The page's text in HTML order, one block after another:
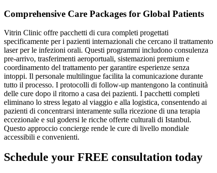
Comprehensive Care Packages for Global Patients
Vitrin Clinic offre pacchetti di cura completi progettati
specificamente per i pazienti internazionali che cercano il trattamento
laser per le infezioni orali. Questi programmi includono consulenza
pre-arrivo, trasferimenti aeroportuali, sistemazioni premium e
coordinamento del trattamento per garantire esperienze senza
intoppi. Il personale multilingue facilita la comunicazione durante
tutto il processo. I protocolli di follow-up mantengono la continuità
delle cure dopo il ritorno a casa dei pazienti. I pacchetti completi
eliminano lo stress legato al viaggio e alla logistica, consentendo ai
pazienti di concentrarsi interamente sulla ricezione di una terapia
eccezionale e sul godersi le ricche offerte culturali di Istanbul.
Questo approccio concierge rende le cure di livello mondiale
accessibili e convenienti.
Schedule your FREE consultation today